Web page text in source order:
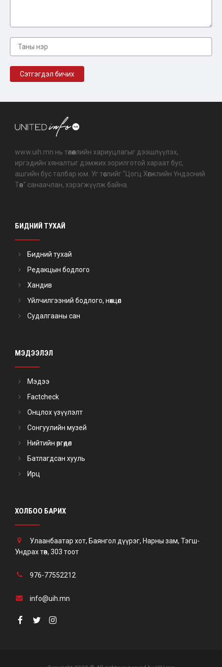
www.uih.mn нь төлөөллийн хариуцлагыг дээшлүүлэх,
иргэдийн хяналтыг дэмжих зорилготой хараат бус,
ашгийн бус талбар юм. Уг төслийг "Цогц Хөгжлийн Үндэсний
Төв" санаачлан, хэрэгжүүлж байна.
БИДНИЙ ТУХАЙ
Бидний тухай
Редакцын бодлого
Хандив
Үйлчилгээний бодлого, нөхцөл
Судалгааны сан
МЭДЭЭЛЭЛ
Мэдээ
Factcheck
Онцлох үзүүлэлт
Сонгуулийн музей
Нийтийн өргөдөл
Батлагдсан хууль
Ирц
ХОЛБОО БАРИХ
Улаанбаатар хот, Баянгол дүүрэг, Нарны зам, Тэгш-
Ундрах төв, 303 тоот
976-77552212
info@uih.mn